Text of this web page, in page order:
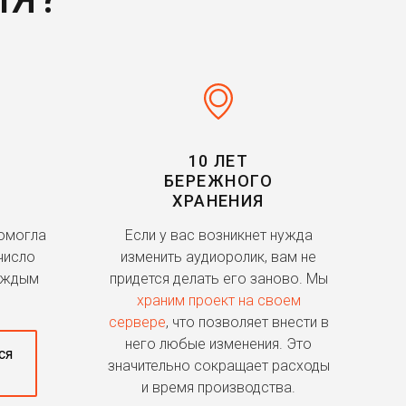
10 ЛЕТ
БЕРЕЖНОГО
ХРАНЕНИЯ
Если у вас возникнет нужда
изменить аудиоролик, вам не
придется делать его заново. Мы
храним проект на своем
сервере, что позволяет внести в
него любые изменения. Это
значительно сокращает расходы
и время производства.